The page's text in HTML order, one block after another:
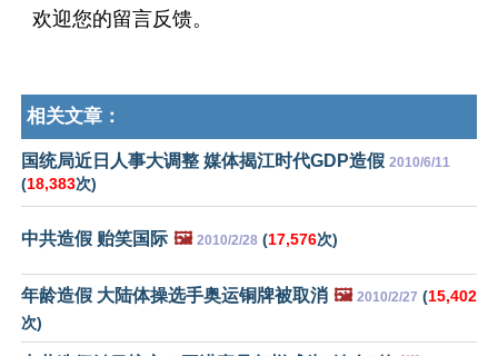
欢迎您的留言反馈。
相关文章：
国统局近日人事大调整 媒体揭江时代GDP造假 2010/6/11
(18,383次)
中共造假 贻笑国际 🖼️ 2010/2/28 (17,576次)
年龄造假 大陆体操选手奥运铜牌被取消 🖼️ 2010/2/27 (15,402
次)